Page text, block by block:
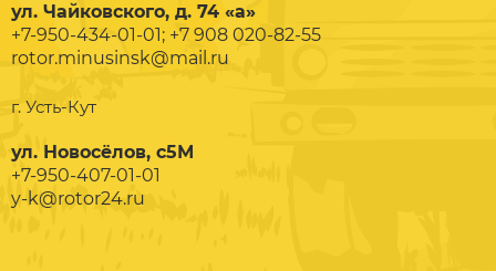
ул. Чайковского, д. 74 «а»
+7-950-434-01-01; +7 908 020-82-55
rotor.minusinsk@mail.ru
г. Усть-Кут
ул. Новосёлов, с5М
+7-950-407-01-01
y-k@rotor24.ru